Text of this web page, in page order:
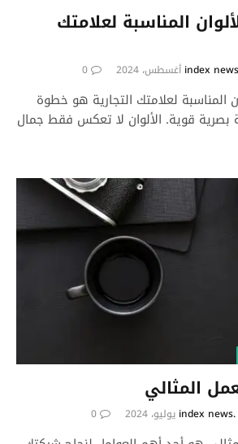
المناسبة لعلامتك
index
0
المناسبة لعلامتك التجارية هو خطوة
قوية. الألوان لا تعكس فقط جمال
المثالي
index
0